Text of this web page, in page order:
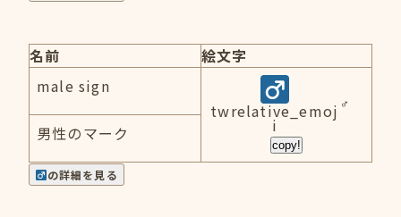
名前
絵文字
male sign
twrelative_emoj
i
copy!
男性のマーク
の詳細を見る